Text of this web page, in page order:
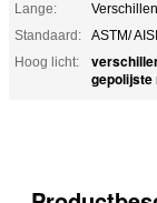
Lange:
Standaard:
ASTM/
Hoog licht: